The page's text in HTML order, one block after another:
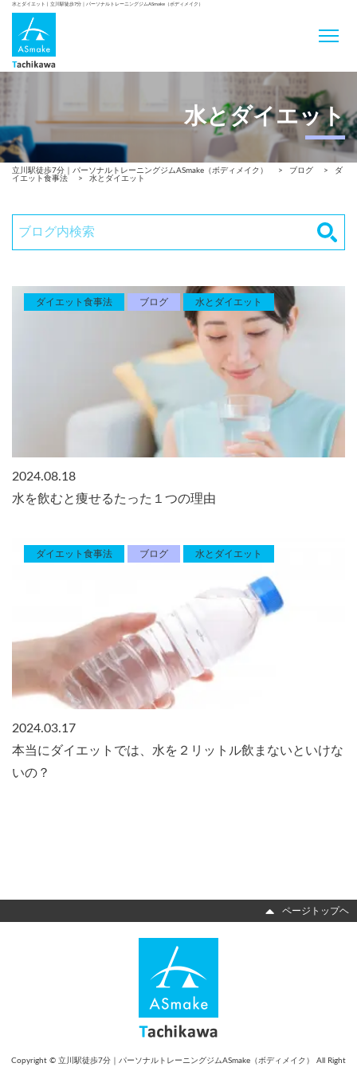
水とダイエット | 立川駅徒歩7分｜パーソナルトレーニングジムASmake（ボディメイク）
水とダイエット
立川駅徒歩7分｜パーソナルトレーニングジムASmake（ボディメイク） > ブログ >
ダ
イエット食事法
> 水とダイエット
ダイエット食事法 ブログ 水とダイエット
2024.08.18
水を飲むと痩せるたった１つの理由
ダイエット食事法 ブログ 水とダイエット
2024.03.17
本当にダイエットでは、水を２リットル飲まないといけな
いの？
ページトップヘ
Copyright © 立川駅徒歩7分｜パーソナルトレーニングジムASmake（ボディメイク） All Right